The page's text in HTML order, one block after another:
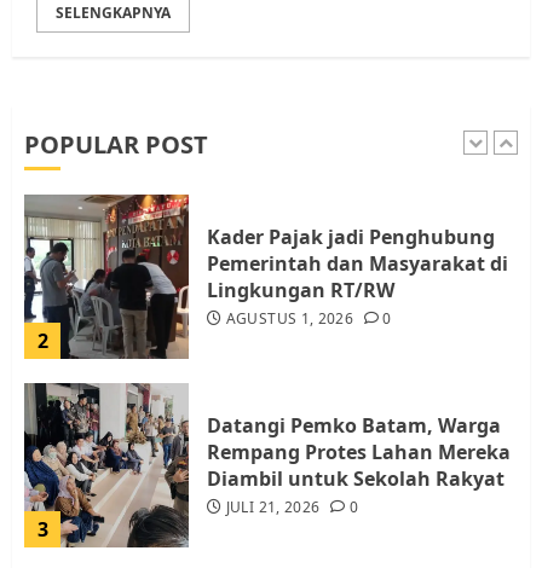
SELENGKAPNYA
POPULAR POST
1
2
Kader Pajak jadi Penghubung
Pemerintah dan Masyarakat di
Lingkungan RT/RW
AGUSTUS 1, 2026 0
3
Datangi Pemko Batam, Warga
Rempang Protes Lahan Mereka
Diambil untuk Sekolah Rakyat
JULI 21, 2026 0